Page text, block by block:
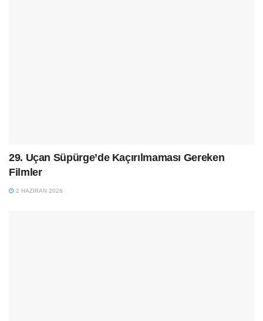
29. Uçan Süpürge’de Kaçırılmaması Gereken
Filmler
2 HAZIRAN 2026